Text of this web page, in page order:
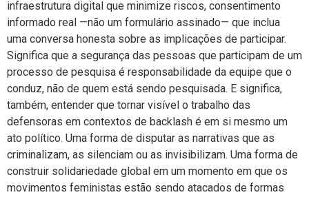
infraestrutura digital que minimize riscos, consentimento
informado real —não um formulário assinado— que inclua
uma conversa honesta sobre as implicações de participar.
Significa que a segurança das pessoas que participam de um
processo de pesquisa é responsabilidade da equipe que o
conduz, não de quem está sendo pesquisada. E significa,
também, entender que tornar visível o trabalho das
defensoras em contextos de backlash é em si mesmo um
ato político. Uma forma de disputar as narrativas que as
criminalizam, as silenciam ou as invisibilizam. Uma forma de
construir solidariedade global em um momento em que os
movimentos feministas estão sendo atacados de formas